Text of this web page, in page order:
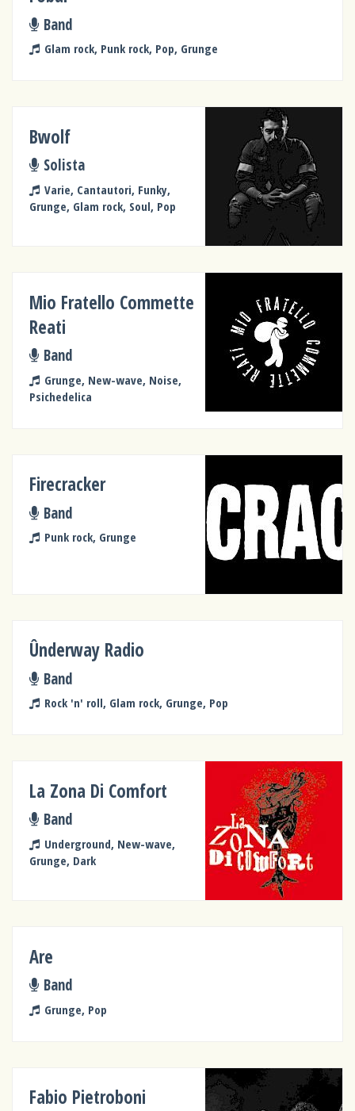
Band
Glam rock, Punk rock, Pop, Grunge
Bwolf
Solista
Varie, Cantautori, Funky,
Grunge, Glam rock, Soul, Pop
Mio Fratello Commette
Reati
Band
Grunge, New-wave, Noise,
Psichedelica
Firecracker
Band
Punk rock, Grunge
Ûnderway Radio
Band
Rock 'n' roll, Glam rock, Grunge, Pop
La Zona Di Comfort
Band
Underground, New-wave,
Grunge, Dark
Are
Band
Grunge, Pop
Fabio Pietroboni